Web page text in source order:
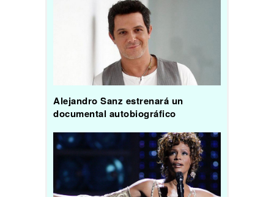
Alejandro Sanz estrenará un
documental autobiográfico